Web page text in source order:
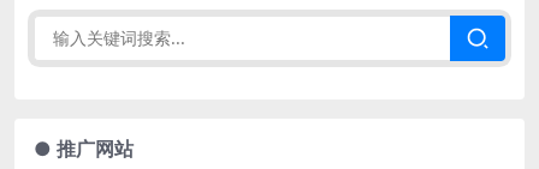
● 推广网站